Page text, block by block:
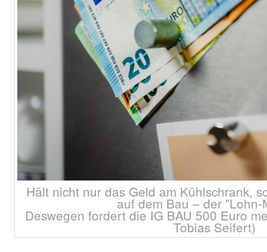
Hält nicht nur das Geld am Kühlschrank,
auf dem Bau – der "Lohn-
Deswegen fordert die IG BAU 500 Euro
Tobias Seifert)